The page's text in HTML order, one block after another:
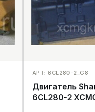
АРТ: 6CL280-2_G8
Двигатель
6CL280-2